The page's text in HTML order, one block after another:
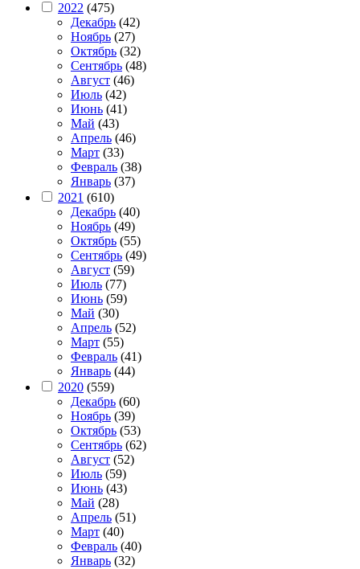
2022 (475)
Декабрь (42)
Ноябрь (27)
Октябрь (32)
Сентябрь (48)
Август (46)
Июль (42)
Июнь (41)
Май (43)
Апрель (46)
Март (33)
Февраль (38)
Январь (37)
2021 (610)
Декабрь (40)
Ноябрь (49)
Октябрь (55)
Сентябрь (49)
Август (59)
Июль (77)
Июнь (59)
Май (30)
Апрель (52)
Март (55)
Февраль (41)
Январь (44)
2020 (559)
Декабрь (60)
Ноябрь (39)
Октябрь (53)
Сентябрь (62)
Август (52)
Июль (59)
Июнь (43)
Май (28)
Апрель (51)
Март (40)
Февраль (40)
Январь (32)